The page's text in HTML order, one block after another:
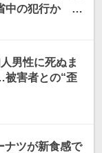
中の犯行か 静
男性に死ぬま
害者との“歪
ナツが新食感で